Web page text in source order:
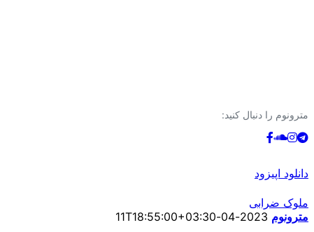
مترونوم را دنبال کنید:
دانلود اپیزود
ملوک ضرابی
مترونوم 2023-04-11T18:55:00+03:30